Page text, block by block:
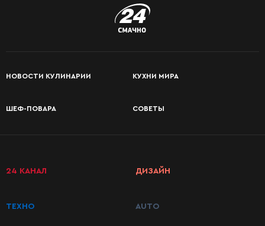
НОВОСТИ КУЛИНАРИИ КУХНИ МИРА
ШЕФ-ПОВАРА СОВЕТЫ
24 КАНАЛ
ТЕХНО
ДИЗАЙН
AUTO